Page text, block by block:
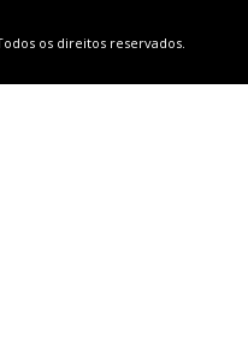
os direitos reservados.